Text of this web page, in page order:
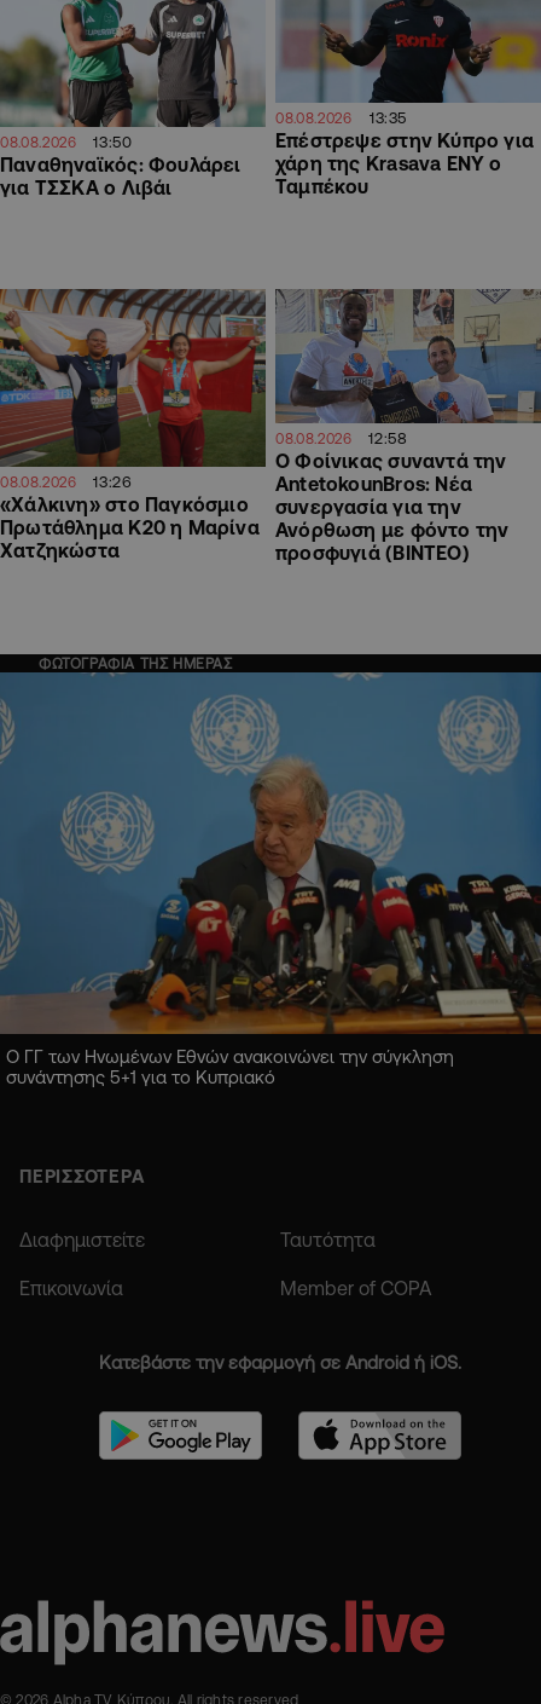
08.08.2026 13:50
Παναθηναϊκός: Φουλάρει
για ΤΣΣΚΑ ο Λιβάι
08.08.2026 13:35
Επέστρεψε στην Κύπρο για
χάρη της Krasava ΕΝΥ ο
Ταμπέκου
08.08.2026 13:26
«Χάλκινη» στο Παγκόσμιο
Πρωτάθλημα Κ20 η Μαρίνα
Χατζηκώστα
08.08.2026 12:58
Ο Φοίνικας συναντά την
AntetokounBros: Νέα
συνεργασία για την
Ανόρθωση με φόντο την
προσφυγιά (ΒΙΝΤΕΟ)
ΦΩΤΟΓΡΑΦΙΑ ΤΗΣ ΗΜΕΡΑΣ
Ο ΓΓ των Ηνωμένων Εθνών ανακοινώνει την σύγκληση
συνάντησης 5+1 για το Κυπριακό
ΠΕΡΙΣΣΟΤΕΡΑ
Διαφημιστείτε Ταυτότητα
Επικοινωνία Member of COPA
Κατεβάστε την εφαρμογή σε Android ή iOS.
© 2026 Alpha TV Κύπρου. All rights reserved